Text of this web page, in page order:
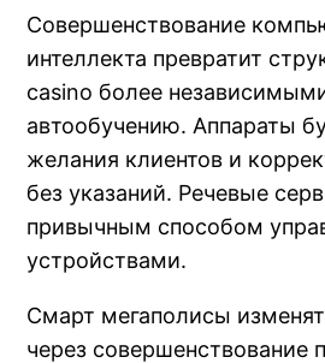
Совершенствование
интеллекта превратит
casino более
автообучению. Аппараты
желания клиентов и
без указаний. Речевые
привычным способом
устройствами.
Смарт мегаполисы
через совершенствование